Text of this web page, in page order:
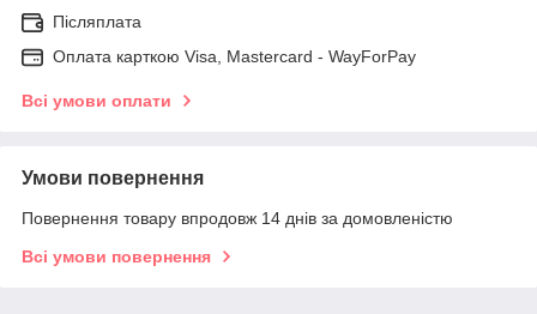
Післяплата
Оплата карткою Visa, Mastercard - WayForPay
Всі умови оплати
Умови повернення
Повернення товару впродовж 14 днів за домовленістю
Всі умови повернення